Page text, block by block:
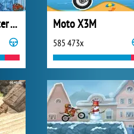
Car Eats Car Winter Adventure Moto X3M
585 473x